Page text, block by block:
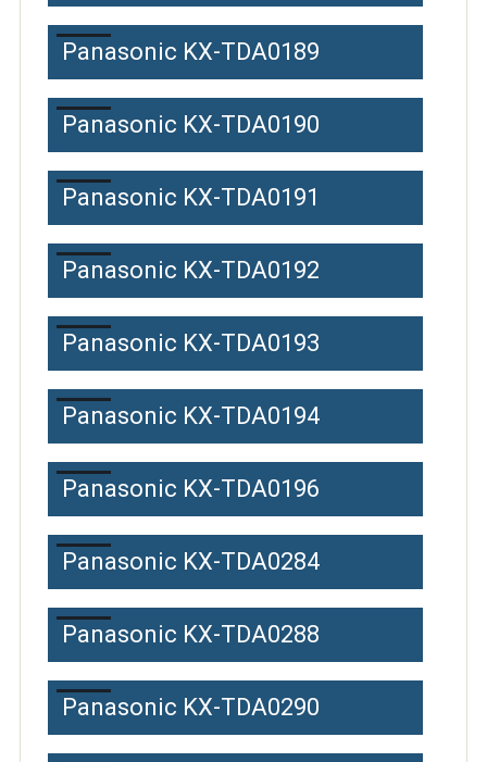
Panasonic KX-TDA0189
Panasonic KX-TDA0190
Panasonic KX-TDA0191
Panasonic KX-TDA0192
Panasonic KX-TDA0193
Panasonic KX-TDA0194
Panasonic KX-TDA0196
Panasonic KX-TDA0284
Panasonic KX-TDA0288
Panasonic KX-TDA0290